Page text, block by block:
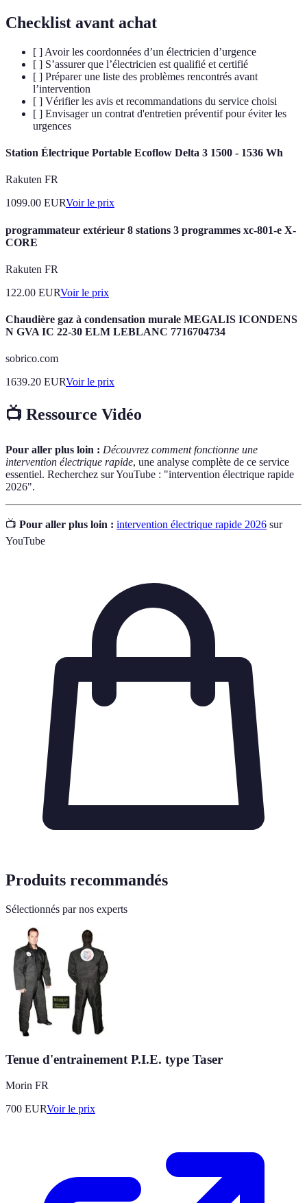
Checklist avant achat
[ ] Avoir les coordonnées d’un électricien d’urgence
[ ] S’assurer que l’électricien est qualifié et certifié
[ ] Préparer une liste des problèmes rencontrés avant
l’intervention
[ ] Vérifier les avis et recommandations du service choisi
[ ] Envisager un contrat d'entretien préventif pour éviter les
urgences
Station Électrique Portable Ecoflow Delta 3 1500 - 1536 Wh
Rakuten FR
1099.00 EURVoir le prix
programmateur extérieur 8 stations 3 programmes xc-801-e X-
CORE
Rakuten FR
122.00 EURVoir le prix
Chaudière gaz à condensation murale MEGALIS ICONDENS
N GVA IC 22-30 ELM LEBLANC 7716704734
sobrico.com
1639.20 EURVoir le prix
📺 Ressource Vidéo
Pour aller plus loin : Découvrez comment fonctionne une
intervention électrique rapide, une analyse complète de ce service
essentiel. Recherchez sur YouTube : "intervention électrique rapide
2026".
📺 Pour aller plus loin : intervention électrique rapide 2026 sur
YouTube
Produits recommandés
Sélectionnés par nos experts
Tenue d'entrainement P.I.E. type Taser
Morin FR
700 EURVoir le prix